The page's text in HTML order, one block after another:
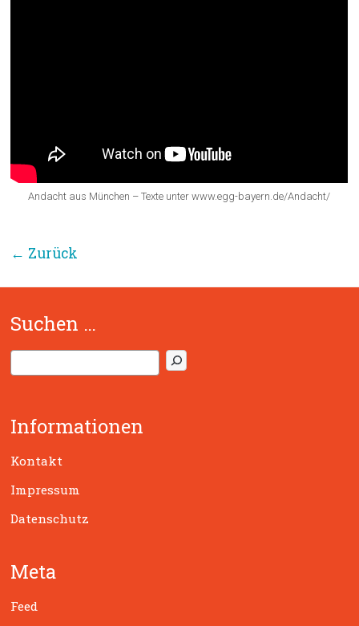
Andacht aus München – Texte unter www.egg-bayern.de/Andacht/
← Zurück
Suchen …
u
e
n
Informationen
Kontakt
Impressum
Datenschutz
Meta
Feed